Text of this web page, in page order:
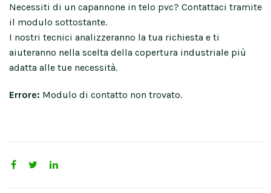
Necessiti di un capannone in telo pvc? Contattaci tramite
il modulo sottostante.
I nostri tecnici analizzeranno la tua richiesta e ti
aiuteranno nella scelta della copertura industriale più
adatta alle tue necessità.
Errore: Modulo di contatto non trovato.